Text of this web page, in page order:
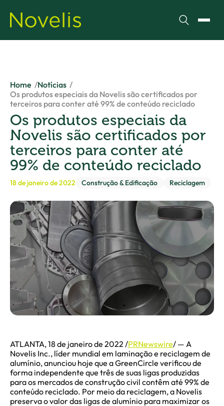
Pesquisar
Home
Notícias
Os produtos especiais da Novelis são certificados por
terceiros para conter até 99% de conteúdo reciclado
Os produtos especiais da
Novelis são certificados por
terceiros para conter até
99% de conteúdo reciclado
18 de janeiro de 2022 Construção & Edificação Reciclagem
ATLANTA, 18 de janeiro de 2022 /PRNewswire/ — A
Novelis Inc., líder mundial em laminação e reciclagem de
alumínio, anunciou hoje que a GreenCircle verificou de
forma independente que três de suas ligas produzidas
para os mercados de construção civil contêm até 99% de
conteúdo reciclado. Por meio da reciclagem, a Novelis
preserva o valor das ligas de alumínio para maximizar os